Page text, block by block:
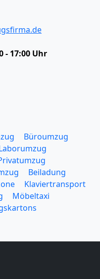
- 17:00 Uhr
Büroumzug
Beiladung
Klaviertransport
Möbeltaxi